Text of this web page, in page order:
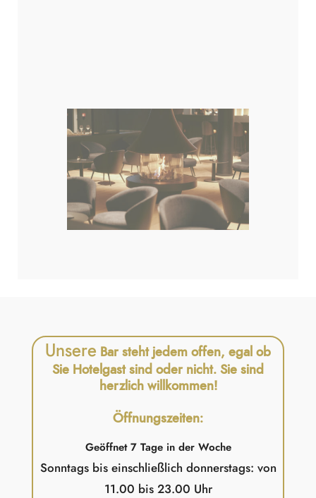
Unsere Bar steht jedem offen, egal ob
Sie Hotelgast sind oder nicht. Sie sind
herzlich willkommen!
Öffnungszeiten:
Geöffnet 7 Tage in der Woche
Sonntags bis einschließlich donnerstags: von
11.00 bis 23.00 Uhr